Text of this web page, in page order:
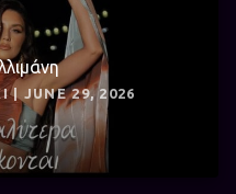
| JUNE 29, 2026